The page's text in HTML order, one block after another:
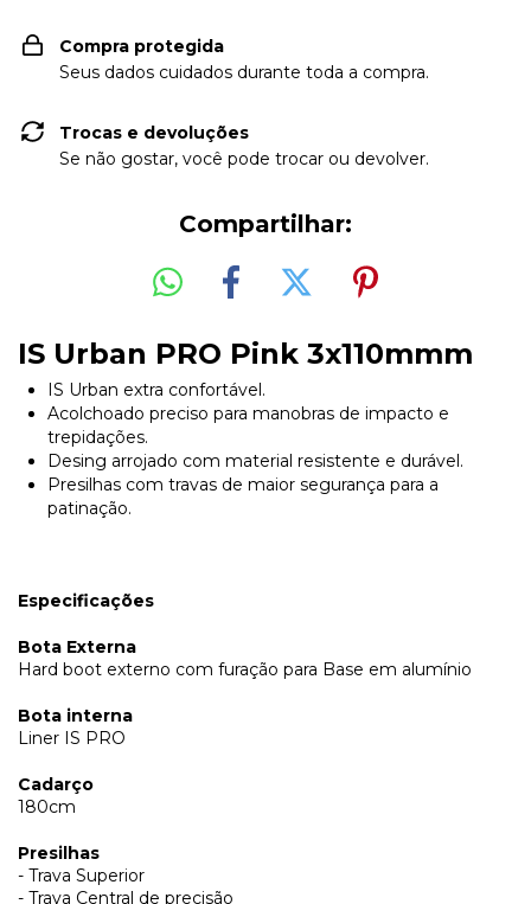
Compra protegida
Seus dados cuidados durante toda a compra.
Trocas e devoluções
Se não gostar, você pode trocar ou devolver.
Compartilhar:
IS Urban PRO Pink 3x110mmm
IS Urban extra confortável.
Acolchoado preciso para manobras de impacto e
trepidações.
Desing arrojado com material resistente e durável.
Presilhas com travas de maior segurança para a
patinação.
Especificações
Bota Externa
Hard boot externo com furação para Base em alumínio
Bota interna
Liner IS PRO
Cadarço
180cm
Presilhas
- Trava Superior
- Trava Central de precisão